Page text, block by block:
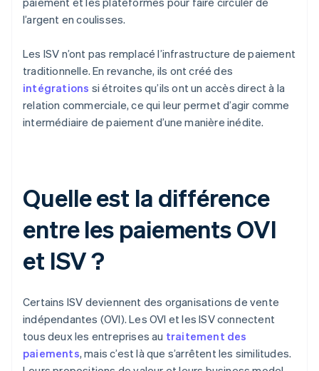
l’argent en coulisses.
Les ISV n’ont pas remplacé l’infrastructure de paiement
traditionnelle. En revanche, ils ont créé des
intégrations si étroites qu’ils ont un accès direct à la
relation commerciale, ce qui leur permet d’agir comme
intermédiaire de paiement d’une manière inédite.
Quelle est la différence
entre les paiements OVI
et ISV ?
Certains ISV deviennent des organisations de vente
indépendantes (OVI). Les OVI et les ISV connectent
tous deux les entreprises au traitement des
paiements, mais c’est là que s’arrêtent les similitudes.